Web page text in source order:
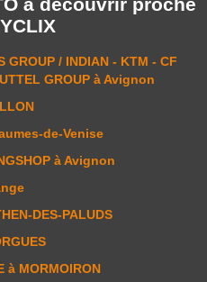
GROUP / INDIAN - KTM - CF
GROUP à Avignon
de-Venise
à Avignon
DES-PALUDS
à MORMOIRON